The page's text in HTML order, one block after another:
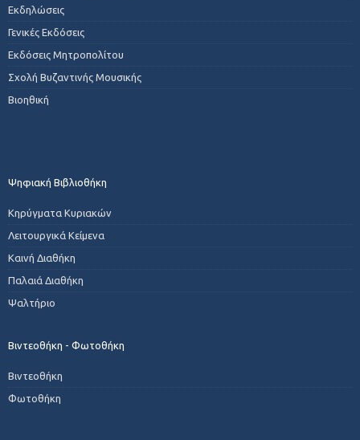
Εκδηλώσεις
Γενικές Εκδόσεις
Εκδόσεις Μητροπολίτου
Σχολή Βυζαντινής Μουσικής
Βιοηθική
Ψηφιακή Βιβλιοθήκη
Κηρύγματα Κυριακών
Λειτουργικά Κείμενα
Καινή Διαθήκη
Παλαιά Διαθήκη
Ψαλτήριο
Βιντεοθήκη - Φωτοθήκη
Βιντεοθήκη
Φωτοθήκη